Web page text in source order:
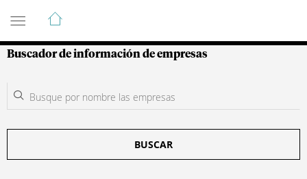
Guía de Empresas Colombianas
Buscador de información de empresas
BUSCAR